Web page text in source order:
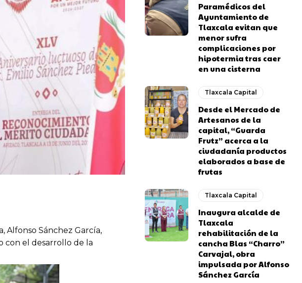
Alfonso Sánchez García,
con el desarrollo de la
Paramédicos del
Ayuntamiento de
Tlaxcala evitan que
menor sufra
complicaciones por
hipotermia tras caer
en una cisterna
Tlaxcala Capital
Desde el Mercado de
Artesanos de la
capital, “Guarda
Frutz” acerca a la
ciudadanía productos
elaborados a base de
frutas
Tlaxcala Capital
Inaugura alcalde de
Tlaxcala
rehabilitación de la
cancha Blas “Charro”
Carvajal, obra
impulsada por Alfonso
Sánchez García